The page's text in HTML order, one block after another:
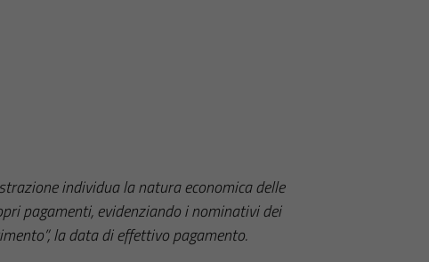
individua la natura economica delle
pagamenti, evidenziando i nominativi dei
la data di effettivo pagamento.